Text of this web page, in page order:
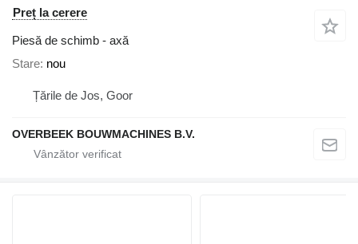
Preț la cerere
Piesă de schimb - axă
Stare nou
Țările de Jos, Goor
OVERBEEK BOUWMACHINES B.V.